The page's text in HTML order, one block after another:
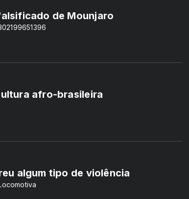
de Mounjaro
afro-brasileira
algum tipo de violência